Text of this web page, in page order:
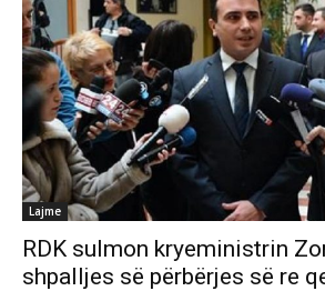
Lajme
RDK sulmon kryeministrin
shpalljes së përbërjes së re